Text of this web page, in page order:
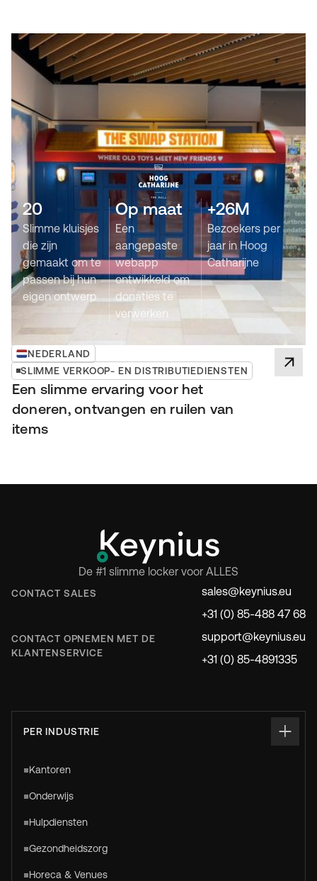
20
Slimme kluisjes
die zijn
gemaakt om te
passen bij hun
eigen ontwerp
Op maat
Een
aangepaste
webapp
ontwikkeld om
donaties te
verwerken
+26M
Bezoekers per
jaar in Hoog
Catharijne
NEDERLAND
SLIMME VERKOOP- EN DISTRIBUTIEDIENSTEN
Een slimme ervaring voor het
doneren, ontvangen en ruilen van
items
De #1 slimme locker voor ALLES
CONTACT SALES
sales@keynius.eu
+31 (0) 85-488 47 68
CONTACT OPNEMEN MET DE
KLANTENSERVICE
support@keynius.eu
+31 (0) 85-4891335
PER INDUSTRIE
Kantoren
Onderwijs
Hulpdiensten
Gezondheidszorg
Horeca & Venues